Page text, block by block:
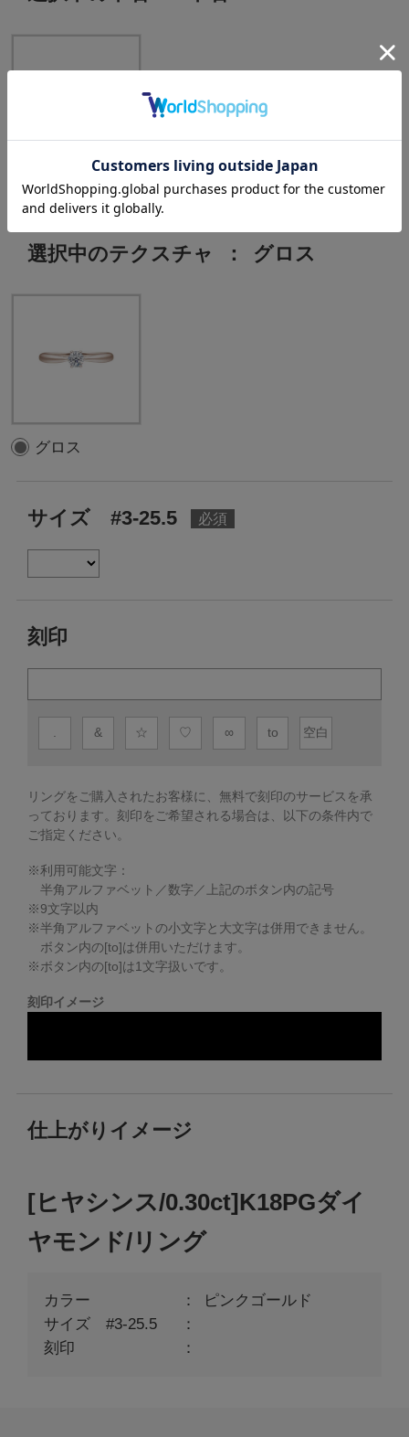
中石：0.30ct
選択中のテクスチャ ： グロス
グロス
サイズ #3-25.5
刻印
. & ☆ ♡ ∞ to 空白
リングをご購入されたお客様に、無料で刻印のサービスを承
っております。 刻印をご希望される場合は、以下の条件内で
ご指定ください。
※利用可能文字：
半角アルファベット／数字／上記のボタン内の記号
※9文字以内
※半角アルファベットの小文字と大文字は併用できません。
ボタン内の[to]は併用いただけます。
※ボタン内の[to]は1文字扱いです。
刻印イメージ
仕上がりイメージ
[ヒヤシンス/0.30ct]K18PGダイ
ヤモンド/リング
カラー
ピンクゴールド
サイズ #3-25.5
刻印